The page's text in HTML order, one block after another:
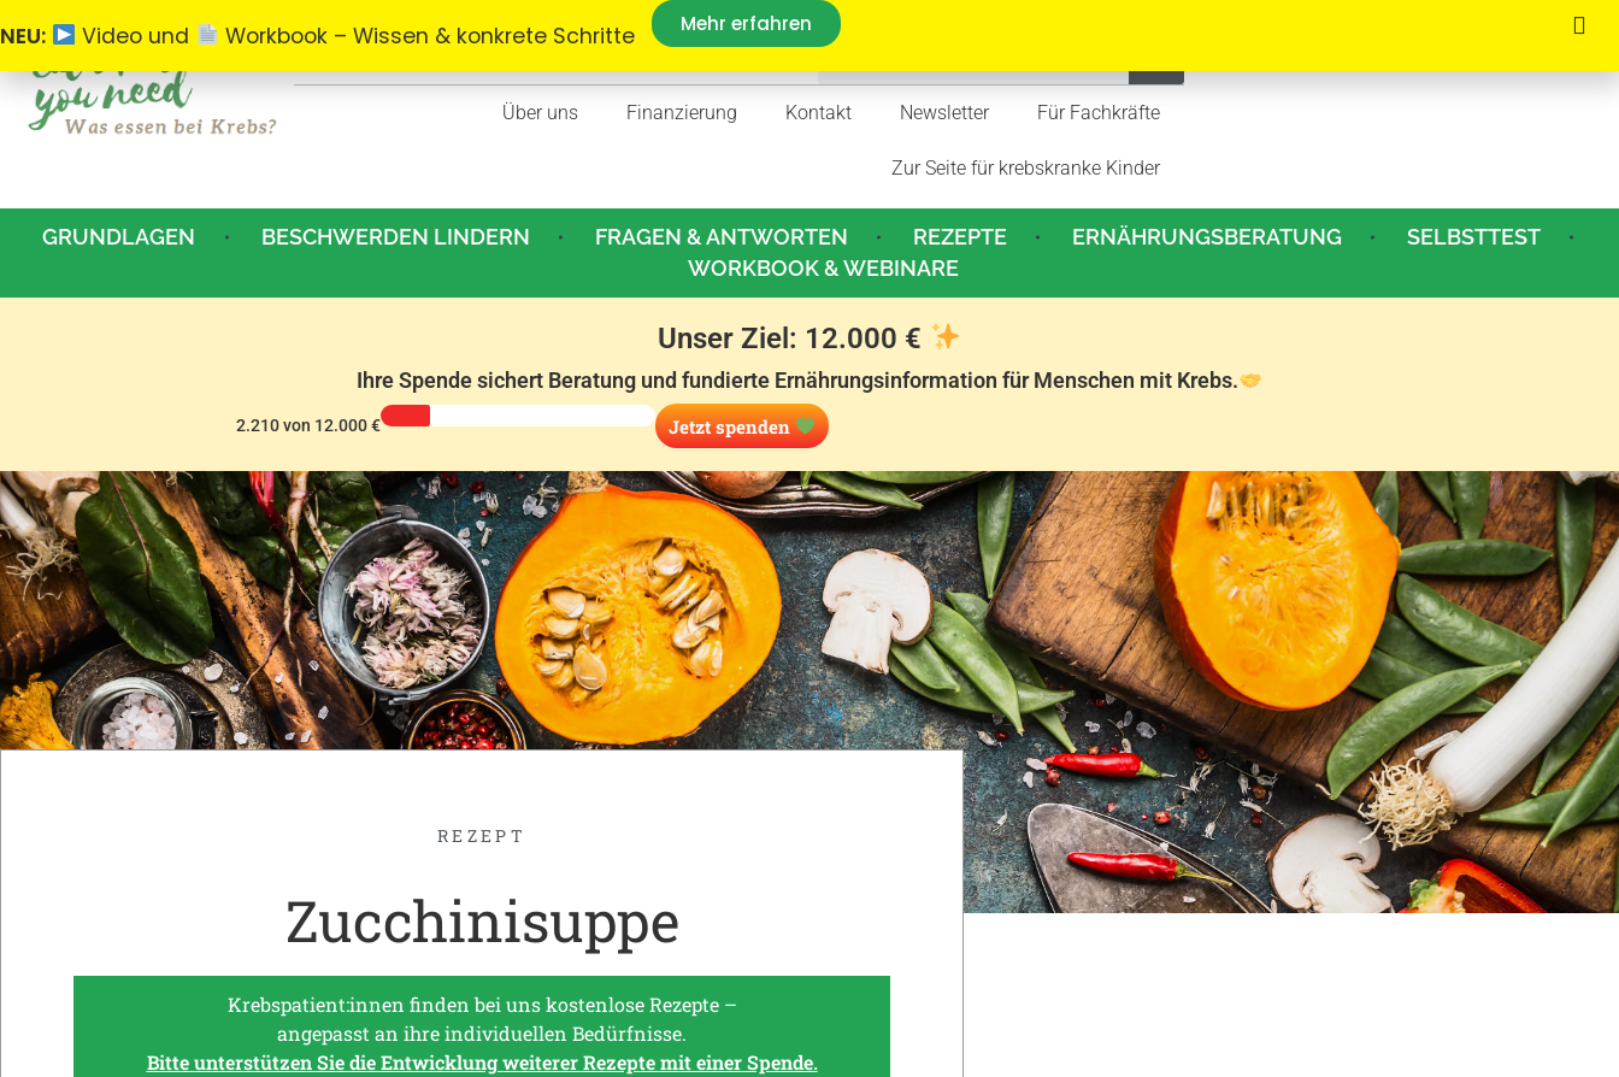
Über uns Finanzierung Kontakt Newsletter Für Fachkräfte
Zur Seite für krebskranke Kinder
GRUNDLAGEN BESCHWERDEN LINDERN FRAGEN & ANTWORTEN REZEPTE ERNÄHRUNGSBERATUNG
SELBSTTEST
WORKBOOK & WEBINARE
Unser Ziel: 12.000 €
Ihre Spende sichert Beratung und fundierte Ernährungsinformation für Menschen mit Krebs.
2.210 von 12.000 € Jetzt spenden
REZEPT
Zucchinisuppe
Krebspatient:innen finden bei uns kostenlose Rezepte –
angepasst an ihre individuellen Bedürfnisse.
Bitte unterstützen Sie die Entwicklung weiterer Rezepte mit einer Spende.
NEU: Video und Workbook – Wissen & konkrete Schritte Mehr erfahren